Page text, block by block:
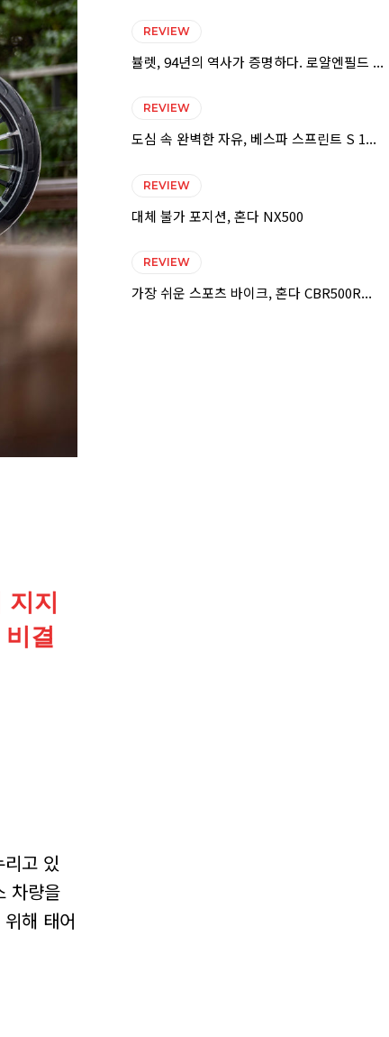
지
결
고 있
차량을
해 태어
REVIEW
뷸렛, 94년의 역사가 증명하다. 로얄엔필드 ...
REVIEW
도심 속 완벽한 자유, 베스파 스프린트 S 1...
REVIEW
대체 불가 포지션, 혼다 NX500
REVIEW
가장 쉬운 스포츠 바이크, 혼다 CBR500R...